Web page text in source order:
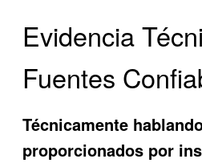
Evidencia
Fuentes
Técnicamente
proporcionados por